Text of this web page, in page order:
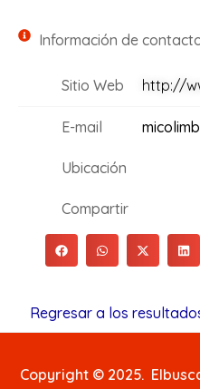
Información de
Sitio Web http://
E-mail
Ubicación
Compartir
Regresar a los
Copyright © 2025.